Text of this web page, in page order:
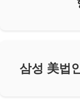
삼성 美법